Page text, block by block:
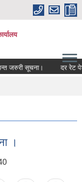
जरुरी सूचना। दर रेट
।